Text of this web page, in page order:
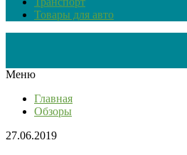
Товары для авто
Меню
Главная
Обзоры
27.06.2019